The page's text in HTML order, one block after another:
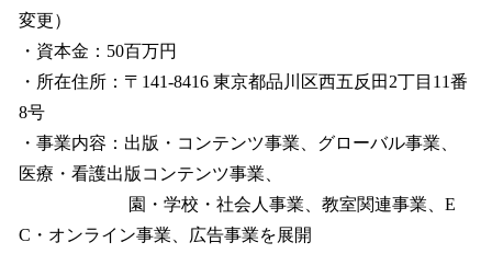
変更）
・資本金：50百万円
・所在住所：〒141-8416 東京都品川区西五反田2丁目11番
8号
・事業内容：出版・コンテンツ事業、グローバル事業、
医療・看護出版コンテンツ事業、
園・学校・社会人事業、教室関連事業、E
C・オンライン事業、広告事業を展開